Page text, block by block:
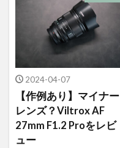
2024-04-07
【作例あり】マイナー
レンズ？Viltrox AF
27mm F1.2 Proをレビ
ュー